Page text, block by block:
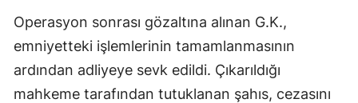
Kayseri
Kırklareli
Kırşehir
Operasyon sonrası gözaltına alınan G.K.,
emniyetteki işlemlerinin tamamlanmasının
ardından adliyeye sevk edildi. Çıkarıldığı
mahkeme tarafından tutuklanan şahıs, cezasını